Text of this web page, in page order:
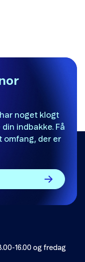
noget klogt
indbakke. Få
omfang, der er
16.00 og fredag